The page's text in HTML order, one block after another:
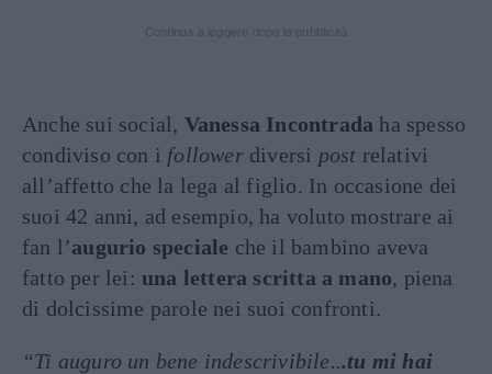
Anche sui social, Vanessa Incontrada ha spesso
condiviso con i followerdiversi post relativi
all’affetto che la lega al figlio. In occasione dei
suoi 42 anni, ad esempio, ha voluto mostrare ai
fan l’augurio speciale che il bambino aveva
fatto per lei: una lettera scritta a mano, piena
di dolcissime parole nei suoi confronti.
“Ti auguro un bene indescrivibile...tu mi hai